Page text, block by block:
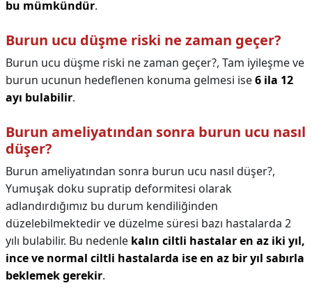
bu mümkündür.
Burun ucu düşme riski ne zaman geçer?
Burun ucu düşme riski ne zaman geçer?, Tam iyileşme ve
burun ucunun hedeflenen konuma gelmesi ise6 ila 12
ayı bulabilir.
Burun ameliyatından sonra burun ucu nasıl
düşer?
Burun ameliyatından sonra burun ucu nasıl düşer?,
Yumuşak doku supratip deformitesi olarak
adlandırdığımız bu durum kendiliğinden
düzelebilmektedir ve düzelme süresi bazı hastalarda 2
yılı bulabilir. Bu nedenle kalın ciltli hastalar en az iki yıl,
ince ve normal ciltli hastalarda ise en az bir yıl sabırla
beklemek gerekir.